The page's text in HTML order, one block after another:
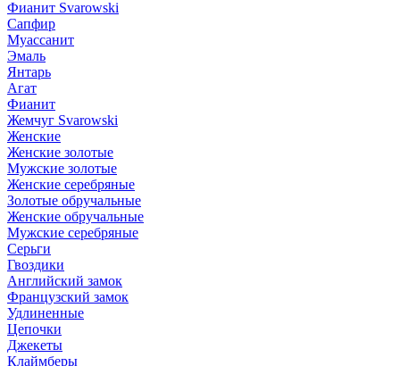
Фианит Svarowski
Сапфир
Муассанит
Эмаль
Янтарь
Агат
Фианит
Жемчуг Svarowski
Женские
Женские золотые
Мужские золотые
Женские серебряные
Золотые обручальные
Женские обручальные
Мужские серебряные
Серьги
Гвоздики
Английский замок
Французский замок
Удлиненные
Цепочки
Джекеты
Клаймберы